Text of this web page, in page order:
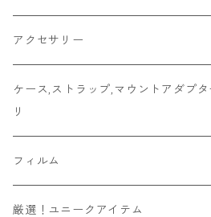
2026/06/11
2026/06/10
京セラ
FUJIFILM
Leica
その他舶来
Rollei
OLYMPUS
YASHICA
CONTAX
Rollei
PLAUBEL
Voigtlander
ZEISSIKON
SR/MDマウント
OMマウント
Kマウント
M42マウント
フルサイズ
6x4.5
6x6
6x7
Fマウント
FDマウント
SR/MDマウント
OMマウント
アクセサリー
キャップ
フード
マウントアダプター
ケース,ストラップ,マウントアダプ
リ
マウントアダプター
ソニーEマウントボディ用
ハンドメイド
フィルム
135フィルム
厳選！ユニークアイテム